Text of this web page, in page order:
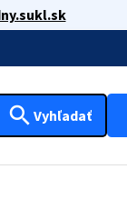
search Vyhľadať